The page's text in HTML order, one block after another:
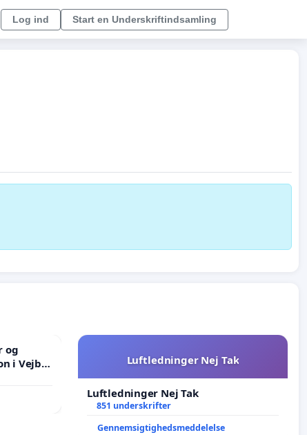
Log ind Start en Underskriftindsamling
og
i Vejby
i
Luftledninger Nej Tak
Luftledninger Nej Tak
851 underskrifter
Gennemsigtighedsmeddelelse